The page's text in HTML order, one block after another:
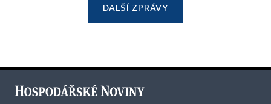
DALŠÍ ZPRÁVY